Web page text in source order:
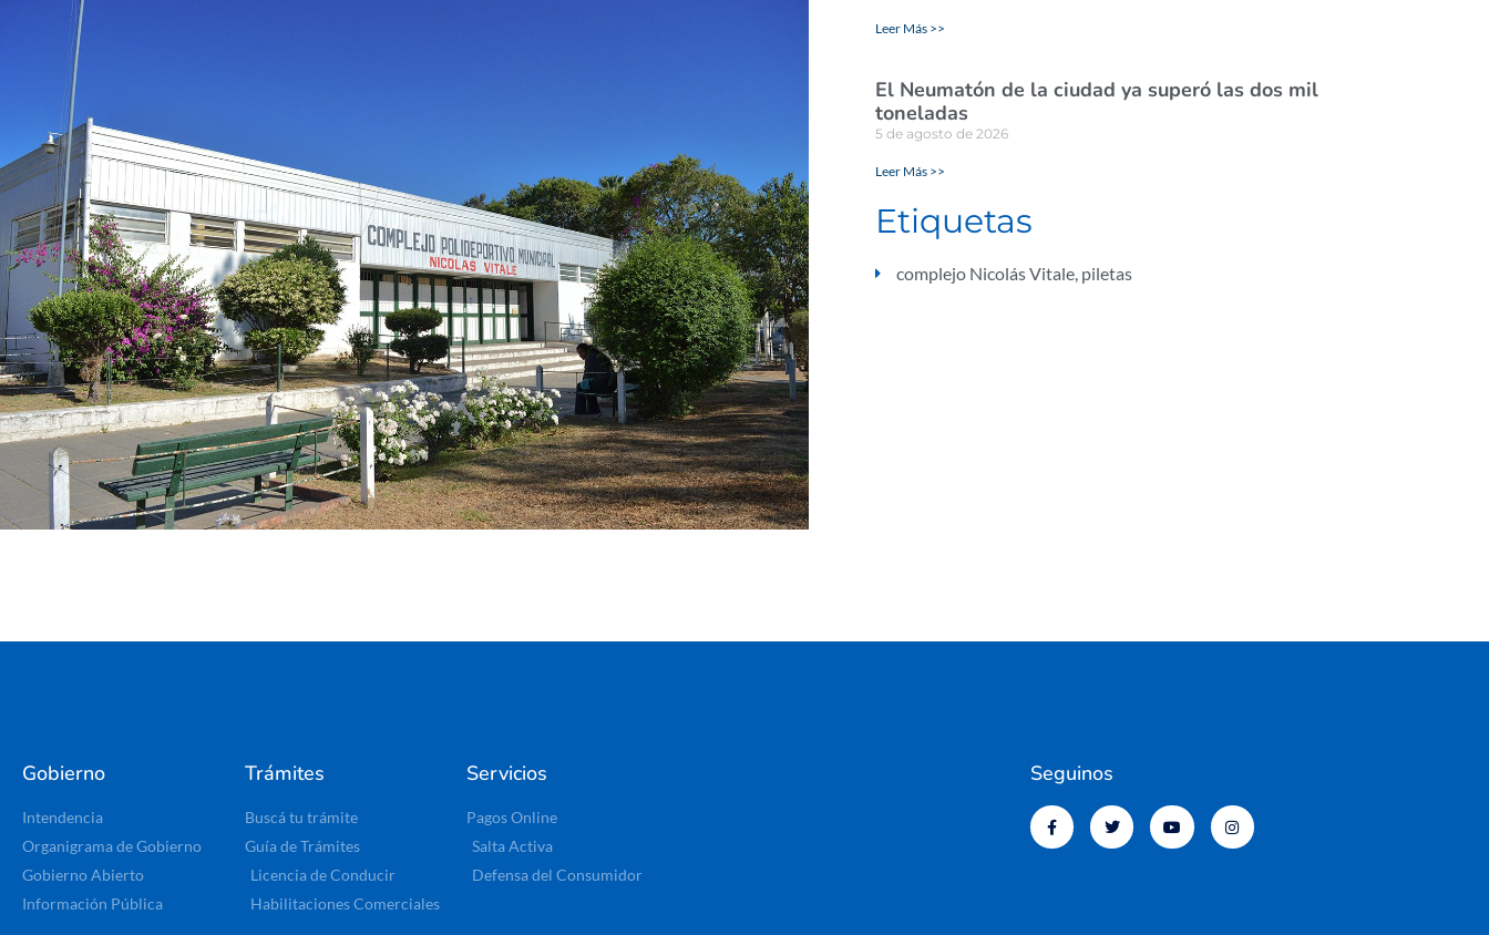
Leer Más >>
El Neumatón de la ciudad ya superó las dos mil
toneladas
5 de agosto de 2026
Leer Más >>
Etiquetas
complejo Nicolás Vitale, piletas
Gobierno
Intendencia
Organigrama de Gobierno
Gobierno Abierto
Información Pública
Trámites
Buscá tu trámite
Guía de Trámites
Licencia de Conducir
Habilitaciones Comerciales
Servicios
Pagos Online
Salta Activa
Defensa del Consumidor
Seguinos